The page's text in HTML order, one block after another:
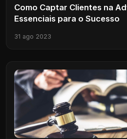
Como Captar Clientes na
Essenciais para o Sucesso
31 ago 2023